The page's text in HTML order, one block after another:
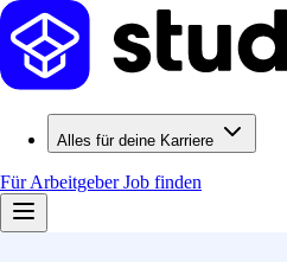
Alles für deine Karriere
Für ArbeitgeberJob finden